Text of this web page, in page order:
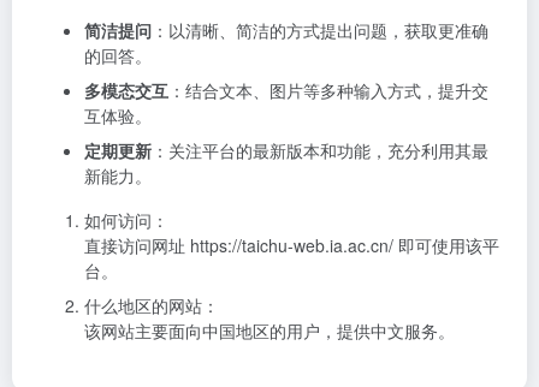
简洁提问 ：以清晰、简洁的方式提出问题，获取更准确
的回答。
多模态交互 ：结合文本、图片等多种输入方式，提升交
互体验。
定期更新 ：关注平台的最新版本和功能，充分利用其最
新能力。
如何访问：
直接访问网址 https://taichu-web.ia.ac.cn/ 即可使用该平
台。
什么地区的网站：
该网站主要面向中国地区的用户，提供中文服务。